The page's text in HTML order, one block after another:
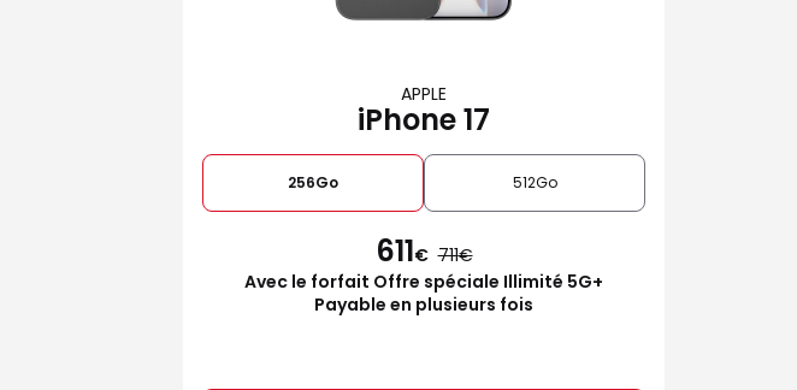
APPLE
iPhone 17
256Go 512Go
611€ 711
Avec le forfait Offre spéciale Illimité 5G+
Payable en plusieurs fois